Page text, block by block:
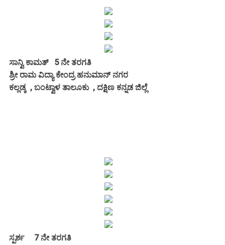
ಸಾನ್ವಿ ಕಾಮತ್ 5 ನೇ ತರಗತಿ
ಶ್ರೀ ರಾಮ ವಿದ್ಯಾ ಕೇಂದ್ರ ಹನುಮಾನ್ ನಗರ
ಕಲ್ಲಡ್ಕ , ಬಂಟ್ವಾಳ ತಾಲೂಕು , ದಕ್ಷಿಣ ಕನ್ನಡ ಜಿಲ್ಲೆ
ಸ್ಪರ್ಶ 7 ನೇ ತರಗತಿ